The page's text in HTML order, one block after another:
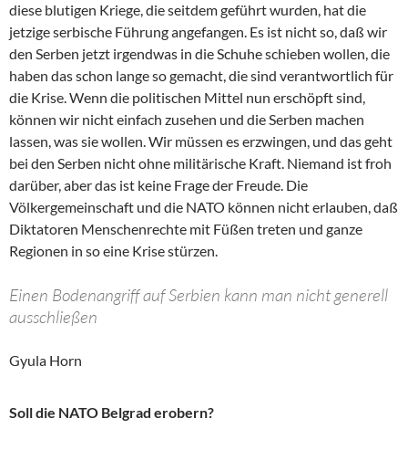
diese blutigen Kriege, die seitdem geführt wurden, hat die
jetzige serbische Führung angefangen. Es ist nicht so, daß wir
den Serben jetzt irgendwas in die Schuhe schieben wollen, die
haben das schon lange so gemacht, die sind verantwortlich für
die Krise. Wenn die politischen Mittel nun erschöpft sind,
können wir nicht einfach zusehen und die Serben machen
lassen, was sie wollen. Wir müssen es erzwingen, und das geht
bei den Serben nicht ohne militärische Kraft. Niemand ist froh
darüber, aber das ist keine Frage der Freude. Die
Völkergemeinschaft und die NATO können nicht erlauben, daß
Diktatoren Menschenrechte mit Füßen treten und ganze
Regionen in so eine Krise stürzen.
Einen Bodenangriff auf Serbien kann man nicht generell
ausschließen
Gyula Horn
Soll die NATO Belgrad erobern?